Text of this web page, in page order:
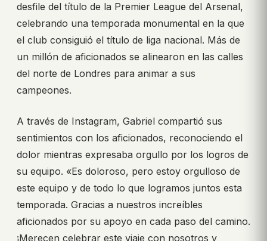
desfile del título de la Premier League del Arsenal,
celebrando una temporada monumental en la que
el club consiguió el título de liga nacional. Más de
un millón de aficionados se alinearon en las calles
del norte de Londres para animar a sus
campeones.
A través de Instagram, Gabriel compartió sus
sentimientos con los aficionados, reconociendo el
dolor mientras expresaba orgullo por los logros de
su equipo. «Es doloroso, pero estoy orgulloso de
este equipo y de todo lo que logramos juntos esta
temporada. Gracias a nuestros increíbles
aficionados por su apoyo en cada paso del camino.
¡Merecen celebrar este viaje con nosotros y